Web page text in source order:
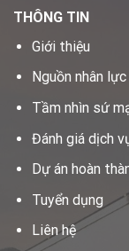
THÔNG TIN
Giới thiệu
Nguồn nhân lực
Tầm nhìn sứ
Đánh giá dịch
Dự án hoàn
Tuyển dụng
Liên hệ